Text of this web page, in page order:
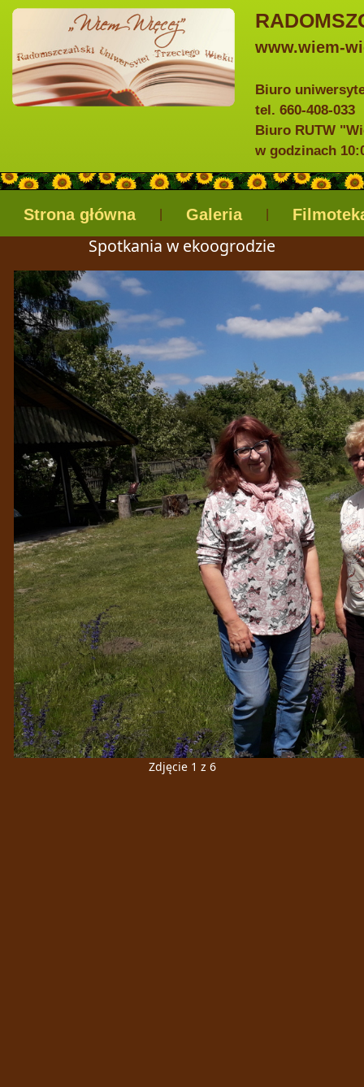
www.wiem-
Biuro
tel. 660-408-033
Biuro RUTW
w godzinach
Strona główna Galeria
Spotkania w ekoogrodzie
Zdjęcie 1 z 6